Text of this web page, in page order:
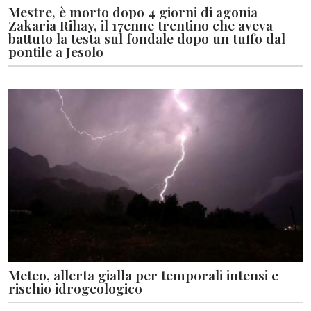
Mestre, è morto dopo 4 giorni di agonia
Zakaria Rihay, il 17enne trentino che aveva
battuto la testa sul fondale dopo un tuffo dal
pontile a Jesolo
Meteo, allerta gialla per temporali intensi e
rischio idrogeologico